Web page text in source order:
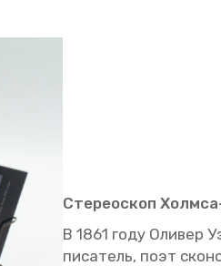
Сте­рео­скоп
В 1861 году Оли­вер
пи­са­тель, поэт